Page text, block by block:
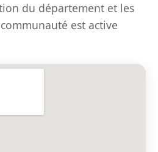
du département et les
est active